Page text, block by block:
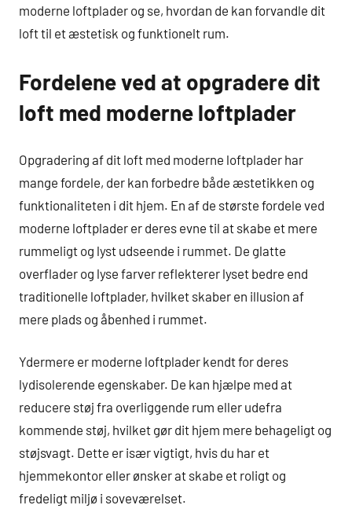
moderne loftplader og se, hvordan de kan forvandle dit
loft til et æstetisk og funktionelt rum.
Fordelene ved at opgradere dit
loft med moderne loftplader
Opgradering af dit loft med moderne loftplader har
mange fordele, der kan forbedre både æstetikken og
funktionaliteten i dit hjem. En af de største fordele ved
moderne loftplader er deres evne til at skabe et mere
rummeligt og lyst udseende i rummet. De glatte
overflader og lyse farver reflekterer lyset bedre end
traditionelle loftplader, hvilket skaber en illusion af
mere plads og åbenhed i rummet.
Ydermere er moderne loftplader kendt for deres
lydisolerende egenskaber. De kan hjælpe med at
reducere støj fra overliggende rum eller udefra
kommende støj, hvilket gør dit hjem mere behageligt og
støjsvagt. Dette er især vigtigt, hvis du har et
hjemmekontor eller ønsker at skabe et roligt og
fredeligt miljø i soveværelset.